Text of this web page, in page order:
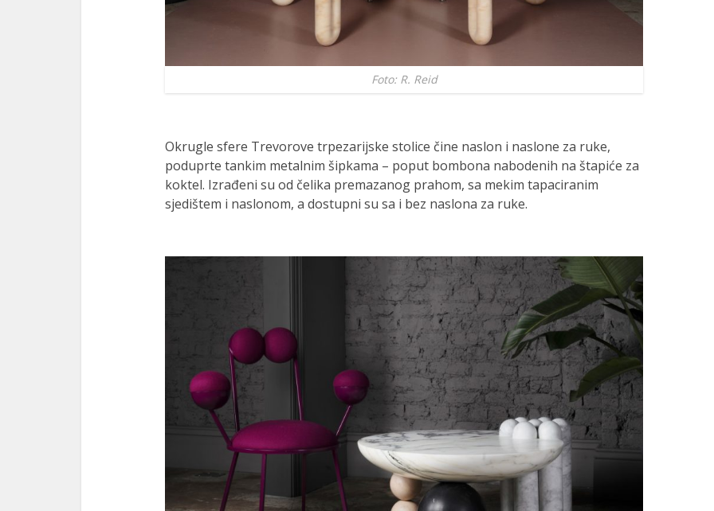
Foto: R. Reid
Okrugle sfere Trevorove trpezarijske stolice čine naslon i naslone za ruke,
poduprte tankim metalnim šipkama – poput bombona nabodenih na štapiće za
koktel. Izrađeni su od čelika premazanog prahom, sa mekim tapaciranim
sjedištem i naslonom, a dostupni su sa i bez naslona za ruke.